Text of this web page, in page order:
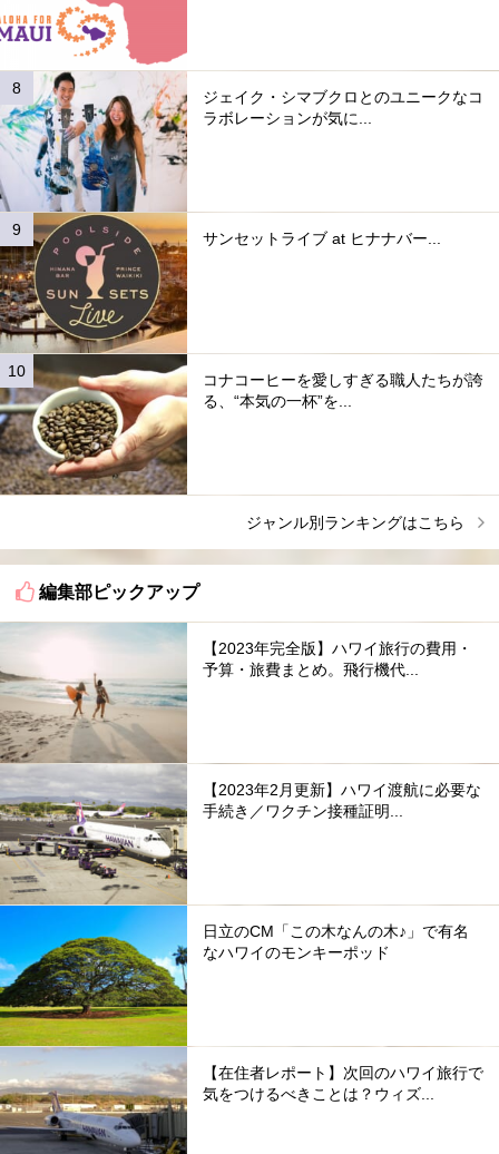
ジェイク・シマブクロとのユニークなコ
ラボレーションが気に...
サンセットライブ at ヒナナバー...
コナコーヒーを愛しすぎる職人たちが誇
る、“本気の一杯”を...
ジャンル別ランキングはこちら
編集部ピックアップ
【2023年完全版】ハワイ旅行の費用・
予算・旅費まとめ。飛行機代...
【2023年2月更新】ハワイ渡航に必要な
手続き／ワクチン接種証明...
日立のCM「この木なんの木♪」で有名
なハワイのモンキーポッド
【在住者レポート】次回のハワイ旅行で
気をつけるべきことは？ウィズ...